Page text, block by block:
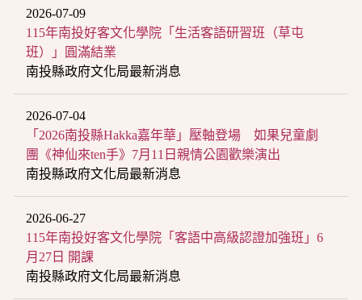
2026-07-09
115年南投好客文化學院「生活客語研習班（草屯
班）」圓滿結業
南投縣政府文化局最新消息
2026-07-04
「2026南投縣Hakka嘉年華」壓軸登場 如果兒童劇
團《神仙來ten手》7月11日親情公園歡樂演出
南投縣政府文化局最新消息
2026-06-27
115年南投好客文化學院「客語中高級認證加強班」6
月27日 開課
南投縣政府文化局最新消息